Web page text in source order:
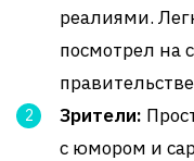
реалиями.
посмотрел на
Зрители:
с юмором и